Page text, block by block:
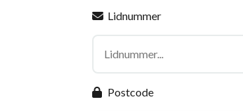
Lidnummer
Postcode